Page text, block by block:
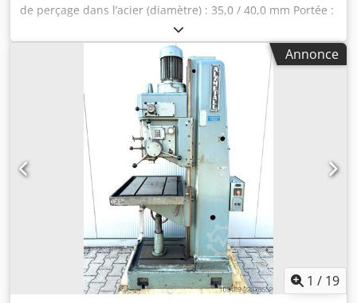
de perçage dans l’acier (diamètre) : 35,0 / 40,0 mm Portée :
300 mm Course de perçage : 180 mm Vitesse de rotation :
110 - 1450 tr/min Dimensions de la table : Ø 455 mm
Diamètre de la colonne : 155 mm Avance : 0,1 / 0,2 / 0,3
m/min Montage de la broche : MK 4 Puissance du moteur :
1,5 kW Poids : 450 kg Dimensions (L x l x H) : 800 x 650 x
1850 mm Équipement : - Perceuse à colonne robuste
(courroie trapézoïdale) - Avance automatique de la broche
Crjdezl E Tkepfx Agdsf - Réglage de vitesse continu - Butée
de profondeur - Table ronde avec rainures en T * Réglage
en hauteur à l’aide d’une manivelle * Rotative - Bouton
d’arrêt d’urgence à l’avant - Système de refroidissement
avec réservoir séparé - Manuel d’utilisation
Annonce
1 / 19